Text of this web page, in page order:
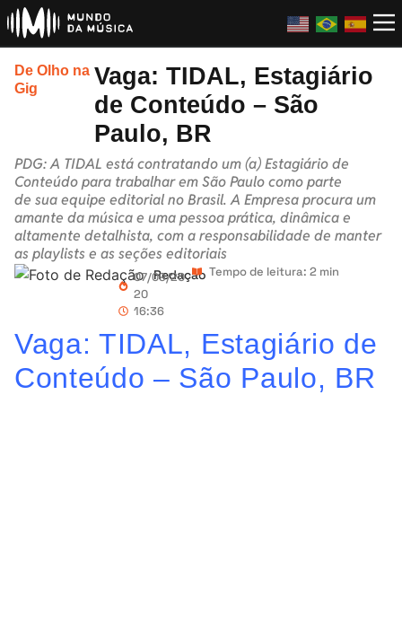
De Olho na
Gig
Vaga: TIDAL, Estagiário
de Conteúdo – São
Paulo, BR
PDG: A TIDAL está contratando um (a) Estagiário de
Conteúdo para trabalhar em São Paulo como parte
de sua equipe editorial no Brasil. A Empresa procura um
amante da música e uma pessoa prática, dinâmica e
altamente detalhista, com a responsabilidade de manter
as playlists e as seções editoriais
Redação
07/09/20
20
16:36
Tempo de leitura: 2 min
Vaga: TIDAL, Estagiário de
Conteúdo – São Paulo, BR